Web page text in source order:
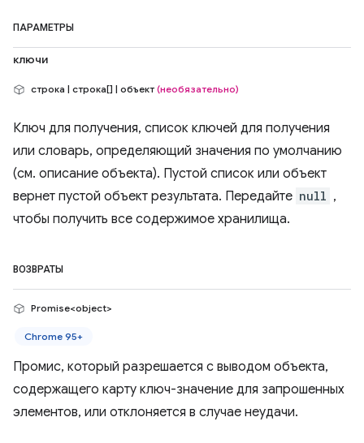
ПАРАМЕТРЫ
ключи
строка | строка[] | объект (необязательно)
Ключ для получения, список ключей для получения
или словарь, определяющий значения по умолчанию
(см. описание объекта). Пустой список или объект
вернет пустой объект результата. Передайте null ,
чтобы получить все содержимое хранилища.
ВОЗВРАТЫ
Promise<object>
Chrome 95+
Промис, который разрешается с выводом объекта,
содержащего карту ключ-значение для запрошенных
элементов, или отклоняется в случае неудачи.